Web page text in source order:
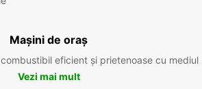
Mașini de oraș
eficient și prietenoase cu mediul
Vezi mai mult